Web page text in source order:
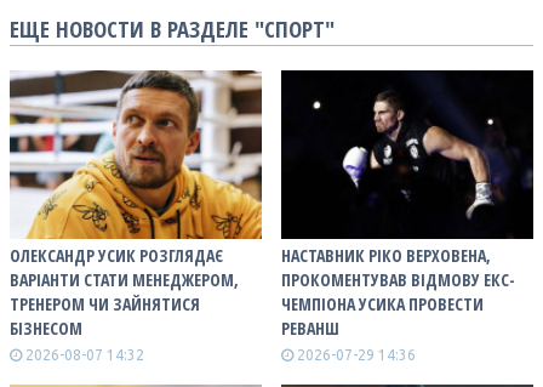
ЕЩЕ НОВОСТИ В РАЗДЕЛЕ "СПОРТ"
ОЛЕКСАНДР УСИК РОЗГЛЯДАЄ
ВАРІАНТИ СТАТИ МЕНЕДЖЕРОМ,
ТРЕНЕРОМ ЧИ ЗАЙНЯТИСЯ
БІЗНЕСОМ
2026-08-07 14:32
НАСТАВНИК РІКО ВЕРХОВЕНА,
ПРОКОМЕНТУВАВ ВІДМОВУ ЕКС-
ЧЕМПІОНА УСИКА ПРОВЕСТИ
РЕВАНШ
2026-07-29 14:36